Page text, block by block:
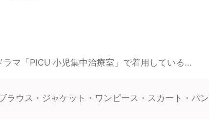
ラマ「PICU 小児集中治療室」で着用している…
ラウス・ジャケット・ワンピース・スカート・パン